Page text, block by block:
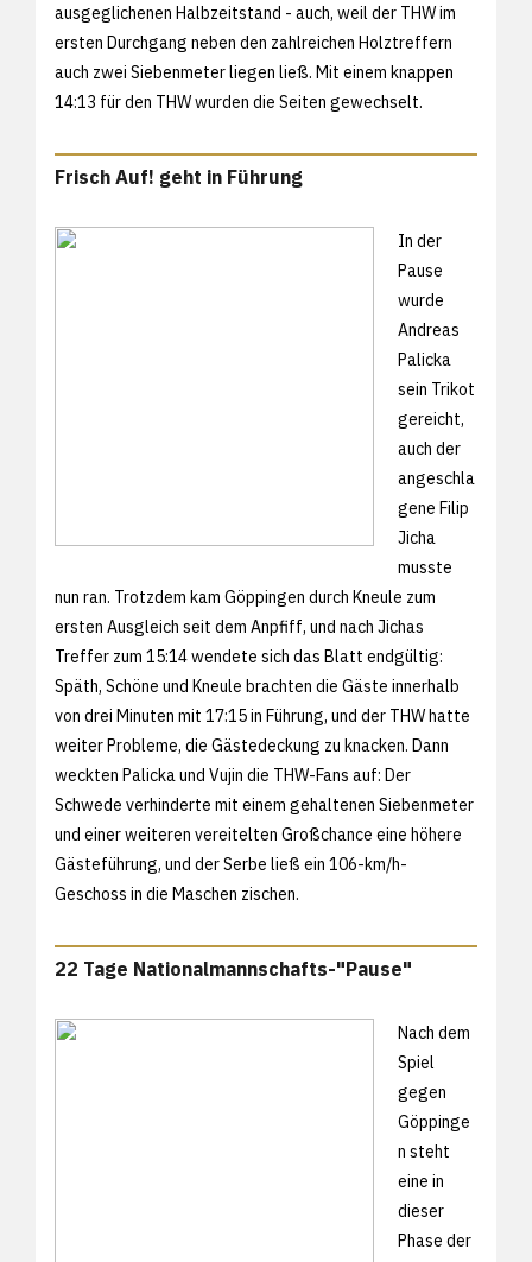
ausgeglichenen Halbzeitstand - auch, weil der THW im
ersten Durchgang neben den zahlreichen Holztreffern
auch zwei Siebenmeter liegen ließ. Mit einem knappen
14:13 für den THW wurden die Seiten gewechselt.
Frisch Auf! geht in Führung
In der
Pause
wurde
Andreas
Palicka
sein Trikot
gereicht,
auch der
angeschla
gene Filip
Jicha
musste
nun ran. Trotzdem kam Göppingen durch Kneule zum
ersten Ausgleich seit dem Anpfiff, und nach Jichas
Treffer zum 15:14 wendete sich das Blatt endgültig:
Späth, Schöne und Kneule brachten die Gäste innerhalb
von drei Minuten mit 17:15 in Führung, und der THW hatte
weiter Probleme, die Gästedeckung zu knacken. Dann
weckten Palicka und Vujin die THW-Fans auf: Der
Schwede verhinderte mit einem gehaltenen Siebenmeter
und einer weiteren vereitelten Großchance eine höhere
Gästeführung, und der Serbe ließ ein 106-km/h-
Geschoss in die Maschen zischen.
22 Tage Nationalmannschafts-"Pause"
Nach dem
Spiel
gegen
Göppinge
n steht
eine in
dieser
Phase der